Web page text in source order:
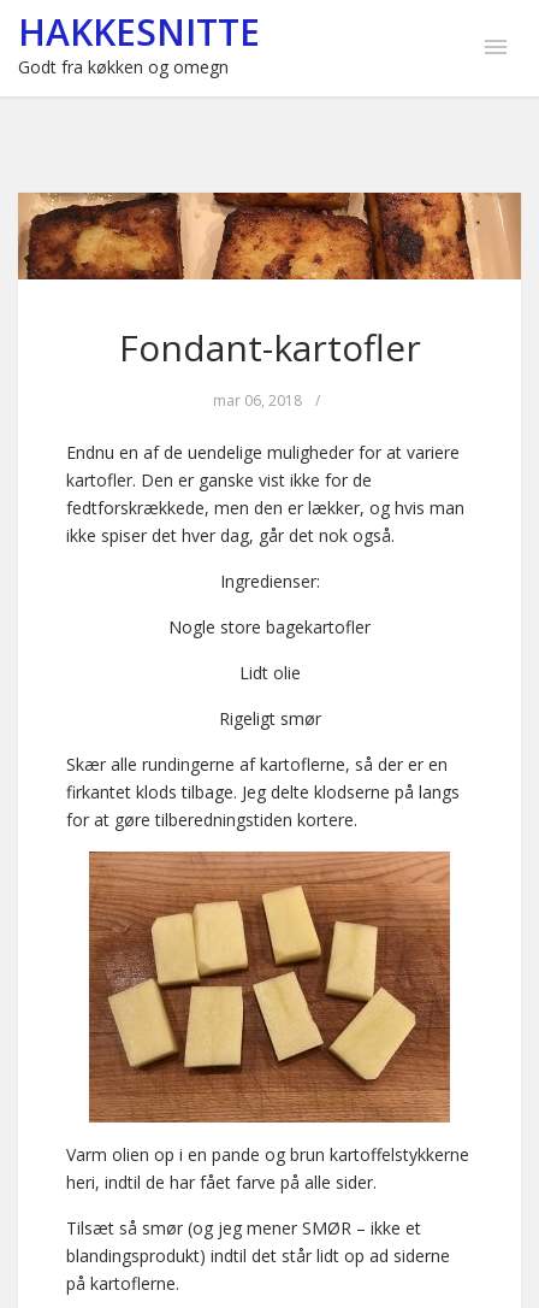
HAKKESNITTE
Godt fra køkken og omegn
Fondant-kartofler
mar 06, 2018 /
Endnu en af de uendelige muligheder for at variere
kartofler. Den er ganske vist ikke for de
fedtforskrækkede, men den er lækker, og hvis man
ikke spiser det hver dag, går det nok også.
Ingredienser:
Nogle store bagekartofler
Lidt olie
Rigeligt smør
Skær alle rundingerne af kartoflerne, så der er en
firkantet klods tilbage. Jeg delte klodserne på langs
for at gøre tilberedningstiden kortere.
Varm olien op i en pande og brun kartoffelstykkerne
heri, indtil de har fået farve på alle sider.
Tilsæt så smør (og jeg mener SMØR – ikke et
blandingsprodukt) indtil det står lidt op ad siderne
på kartoflerne.